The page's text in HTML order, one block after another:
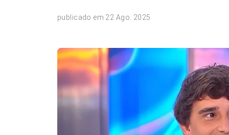
publicado em 22 Ago. 2025